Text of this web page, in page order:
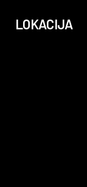
LOKACIJA